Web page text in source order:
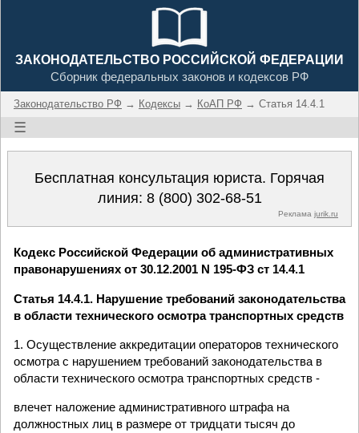
ЗАКОНОДАТЕЛЬСТВО РОССИЙСКОЙ ФЕДЕРАЦИИ
Сборник федеральных законов и кодексов РФ
Законодательство РФ → Кодексы → КоАП РФ → Статья 14.4.1
☰
Бесплатная консультация юриста. Горячая
линия: 8 (800) 302-68-51
Реклама jurik.ru
Кодекс Российской Федерации об административных
правонарушениях от 30.12.2001 N 195-ФЗ ст 14.4.1
Статья 14.4.1. Нарушение требований законодательства
в области технического осмотра транспортных средств
1. Осуществление аккредитации операторов технического
осмотра с нарушением требований законодательства в
области технического осмотра транспортных средств -
влечет наложение административного штрафа на
должностных лиц в размере от тридцати тысяч до